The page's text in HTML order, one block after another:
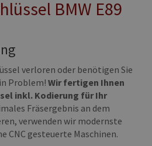
BMW E89
verloren oder benötigen Sie
Problem! Wir fertigen Ihnen
inkl. Kodierung für Ihr
Fräsergebnis an dem
verwenden wir modernste
CNC gesteuerte Maschinen.